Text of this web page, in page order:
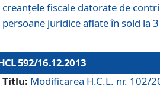
creanţele fiscale datorate de
persoane juridice aflate în sold la
592/16.12.2013
Titlu: Modificarea H.C.L. nr. 102/